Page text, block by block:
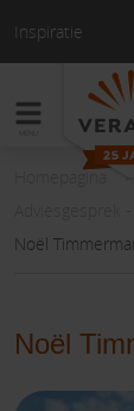
Inspiratie
Homepagina
Noël
Noël